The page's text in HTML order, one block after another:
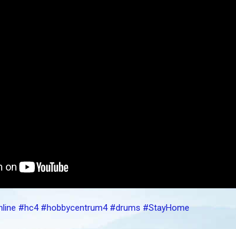
#hc4 #hobbycentrum4 #drums #StayHome